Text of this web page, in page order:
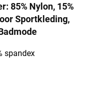
85% Nylon, 15%
Sportkleding,
spandex